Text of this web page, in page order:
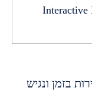
ונגיש